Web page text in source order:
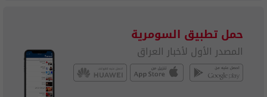
حمل تطبيق السومرية
المصدر الأول لأخبار العراق